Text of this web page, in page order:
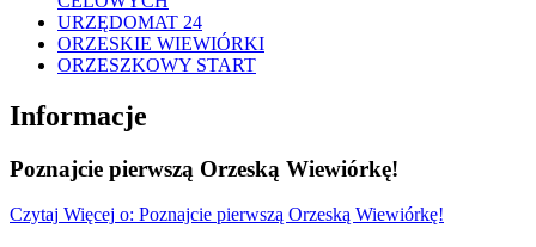
URZĘDOMAT 24
ORZESKIE WIEWIÓRKI
ORZESZKOWY START
Informacje
Poznajcie pierwszą Orzeską Wiewiórkę!
Czytaj Więcej o: Poznajcie pierwszą Orzeską Wiewiórkę!